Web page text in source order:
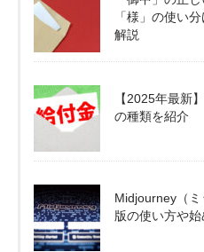
「様」の使い
解説
【2025年最新
の種類を紹介
Midjourney（
版の使い方や始